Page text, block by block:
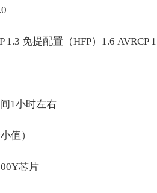
免提配置（HFP）1.6 AVRCP
1小时左右
值）
芯片